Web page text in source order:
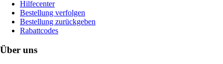
Hilfecenter
Bestellung verfolgen
Bestellung zurückgeben
Rabattcodes
Über uns